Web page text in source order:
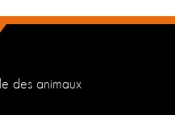
des animaux